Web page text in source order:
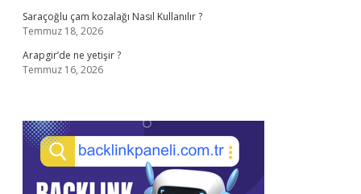
Saraçoğlu çam kozalağı Nasıl Kullanılır ?
Temmuz 18, 2026
Arapgir’de ne yetişir ?
Temmuz 16, 2026